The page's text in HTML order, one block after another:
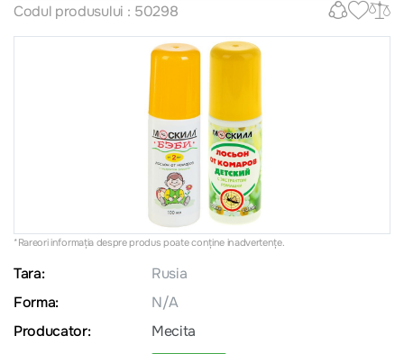
Codul produsului : 50298
*Rareori informația despre produs poate conţine inadvertenţe.
Tara:
Rusia
Forma:
N/A
Producator:
Mecita